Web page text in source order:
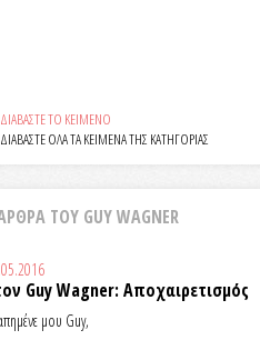
ΔΙΑΒΑΣΤΕ ΤΟ ΚΕΙΜΕΝΟ
ΔΙΑΒΑΣΤΕ ΟΛΑ ΤΑ ΚΕΙΜΕΝΑ ΤΗΣ ΚΑΤΗΓΟΡΙΑΣ
ΤΟΥ GUY WAGNER
Guy Wagner: Αποχαιρετισμός
μου Guy,